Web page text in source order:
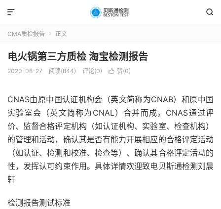


CMA质检报告  正文
电火锅第三方质检 淘宝检测报告
2020-08-27 阅读(844) 评论(0)  赞(0)
CNAS由原中国认证机构会（英文简称为CNAB）和原中国
实验室会（英文简称为CNAL）合并而成。CNAS通过评
价、监督合格评定机构（如认证机构、实验室、检查机构）
的管理和活动，确认其是否有能力开展相应的合格评定活动
（如认证、检测和校准、检查等）、确认其合格评定活动的
性，发挥认可约束作用。具体详情欢迎致电贝斯通检测刘晨
轩
检测报告测试标准